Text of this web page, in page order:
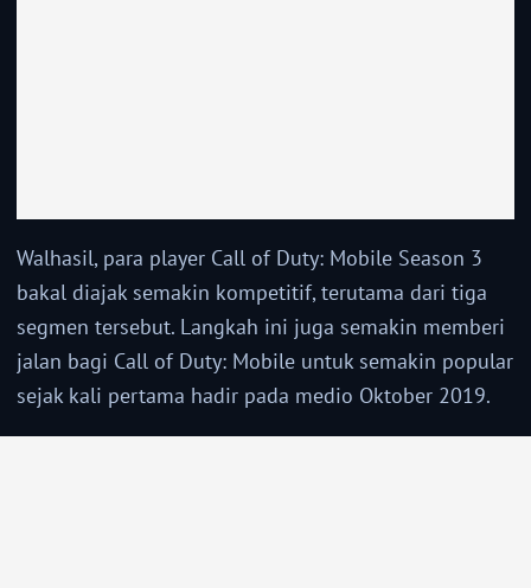
Walhasil, para player Call of Duty: Mobile Season 3
bakal diajak semakin kompetitif, terutama dari tiga
segmen tersebut. Langkah ini juga semakin memberi
jalan bagi Call of Duty: Mobile untuk semakin popular
sejak kali pertama hadir pada medio Oktober 2019.